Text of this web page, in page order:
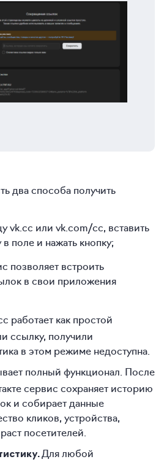
два способа получить
vk.cc или vk.com/cc, вставить
поле и нажать кнопку;
позволяет встроить
в свои приложения
работает как простой
ссылку, получили
в этом режиме недоступна.
полный функционал. После
сервис сохраняет историю
и собирает данные
кликов, устройства,
посетителей.
Для любой